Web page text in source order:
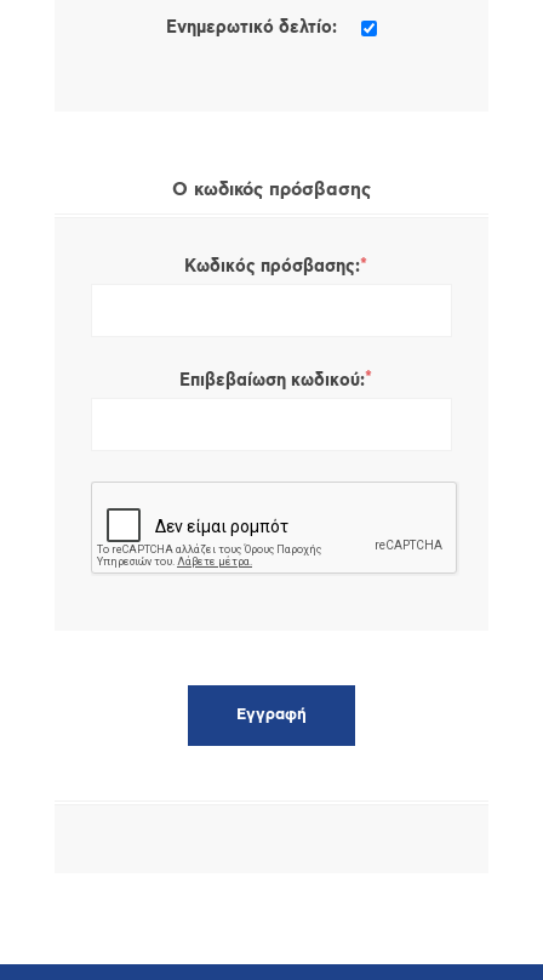
Ενημερωτικό δελτίο:
Ο κωδικός πρόσβασης
Κωδικός πρόσβασης:*
Επιβεβαίωση κωδικού:*